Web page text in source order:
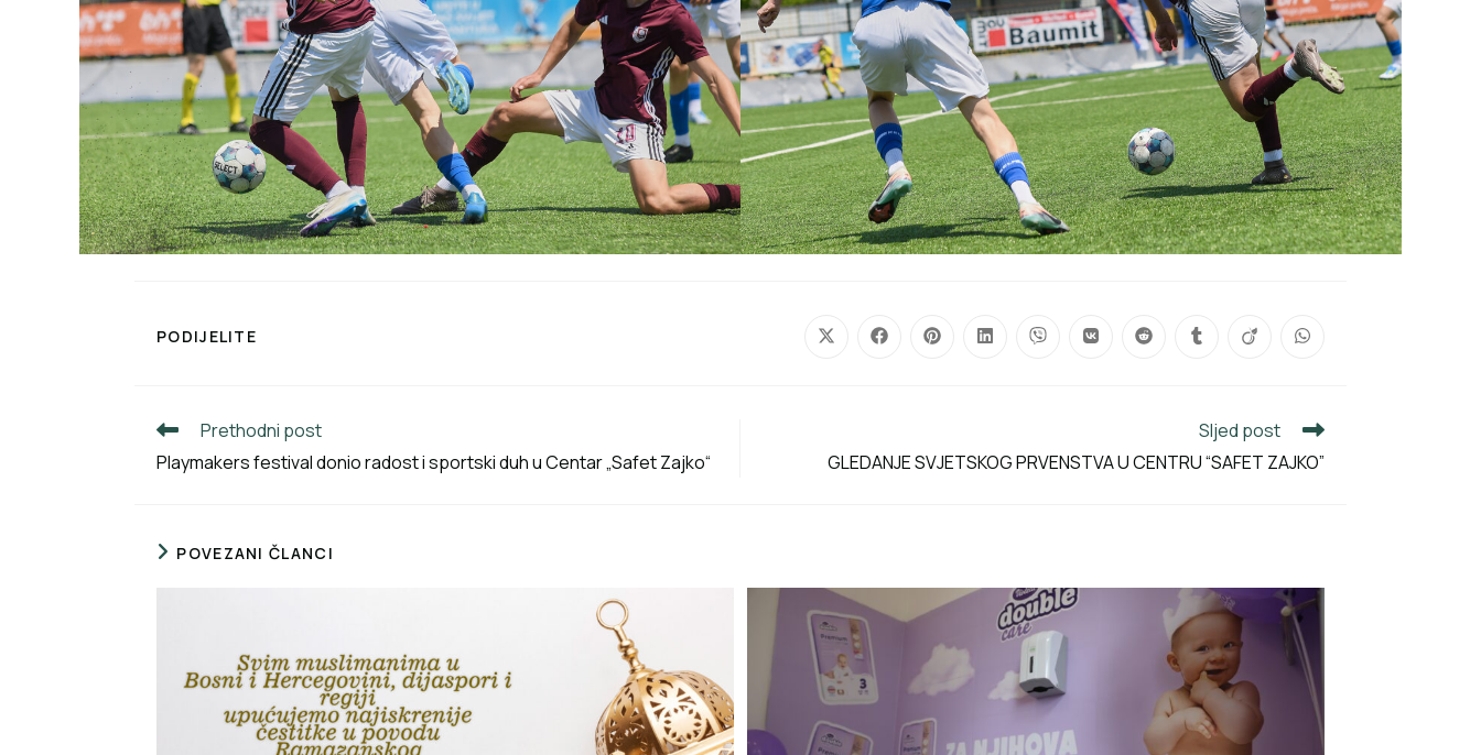
PODIJELITE
Prethodni post
Playmakers festival donio radost i sportski duh u Centar „Safet Zajko“
Sljed post
GLEDANJE SVJETSKOG PRVENSTVA U CENTRU “SAFET ZAJKO”
POVEZANI ČLANCI